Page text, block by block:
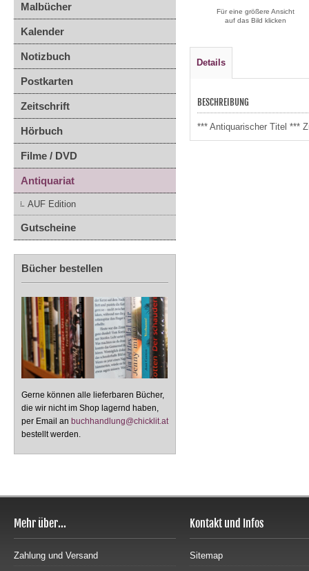
Malbücher
Kalender
Notizbuch
Postkarten
Zeitschrift
Hörbuch
Filme / DVD
Antiquariat
AUF Edition
Gutscheine
Bücher bestellen
Gerne können alle lieferbaren Bücher,
die wir nicht im Shop lagernd haben,
per Email an buchhandlung@chicklit.at
bestellt werden.
Für eine größere Ansicht
auf das Bild klicken
Details
BESCHREIBUNG
*** Antiquarischer Titel ***
Mehr über...
Zahlung und Versand
Kontakt und Infos
Sitemap